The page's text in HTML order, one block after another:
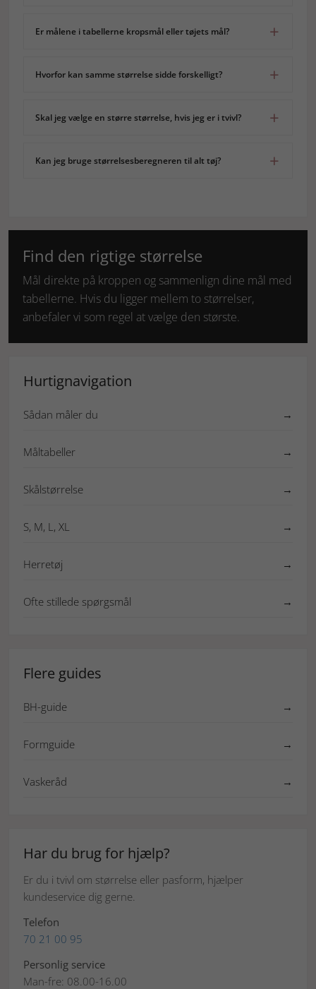
Er målene i tabellerne kropsmål eller tøjets mål?
Hvorfor kan samme størrelse sidde forskelligt?
Skal jeg vælge en større størrelse, hvis jeg er i tvivl?
Kan jeg bruge størrelsesberegneren til alt tøj?
Find den rigtige størrelse
Mål direkte på kroppen og sammenlign dine mål med
tabellerne. Hvis du ligger mellem to størrelser,
anbefaler vi som regel at vælge den største.
Hurtignavigation
Sådan måler du →
Måltabeller →
Skålstørrelse →
S, M, L, XL →
Herretøj →
Ofte stillede spørgsmål →
Flere guides
BH-guide →
Formguide →
Vaskeråd →
Har du brug for hjælp?
Er du i tvivl om størrelse eller pasform, hjælper
kundeservice dig gerne.
Telefon
70 21 00 95
Personlig service
Man-fre: 08.00-16.00